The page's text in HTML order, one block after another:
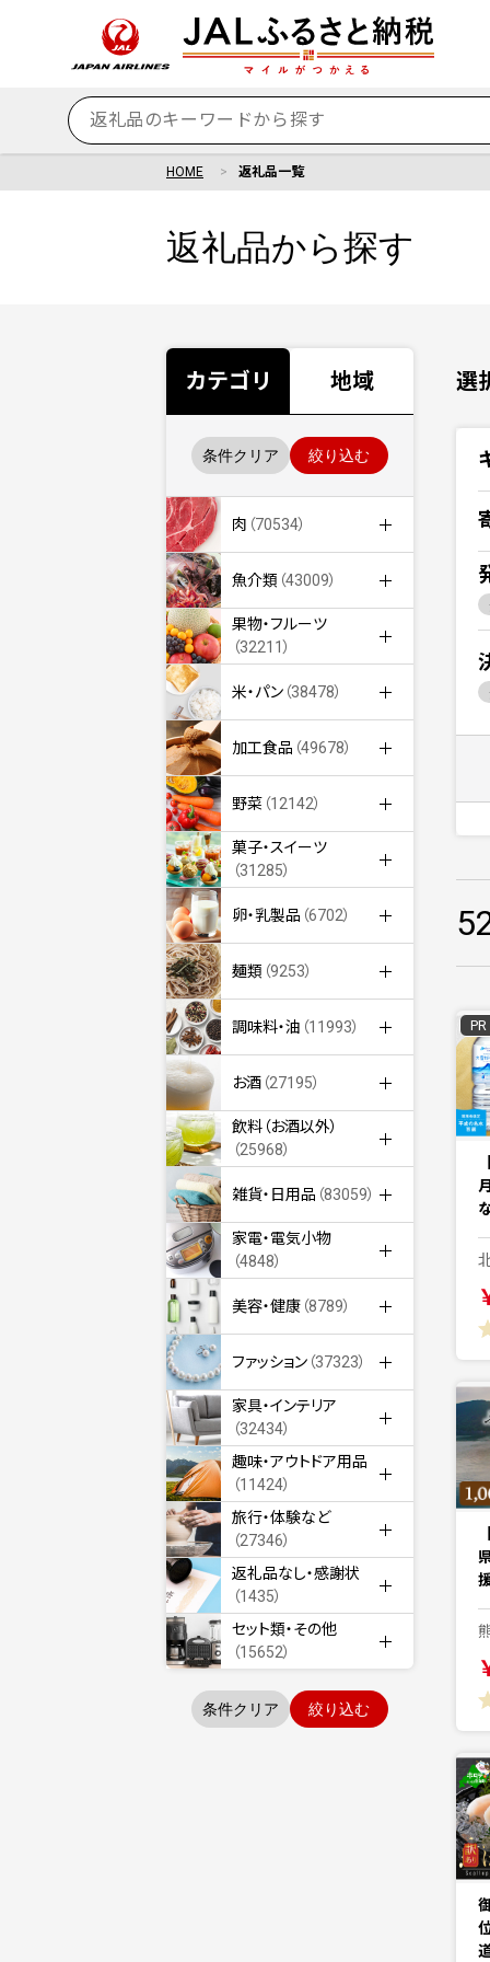
HOME 返礼品一覧
返礼品から探す
カテゴリ 地域
条件クリア 絞り込む
肉 （70534）
魚介類 （43009）
果物・フルーツ
（32211）
米・パン （38478）
加工食品 （49678）
野菜 （12142）
菓子・スイーツ
（31285）
卵・乳製品 （6702）
麺類 （9253）
調味料・油 （11993）
お酒 （27195）
飲料（お酒以外）
（25968）
雑貨・日用品 （83059）
家電・電気小物
（4848）
美容・健康 （8789）
ファッション （37323）
家具・インテリア
（32434）
趣味・アウトドア用品
（11424）
旅行・体験など
（27346）
返礼品なし・感謝状
（1435）
セット類・その他
（15652）
条件クリア 絞り込む
選
PR